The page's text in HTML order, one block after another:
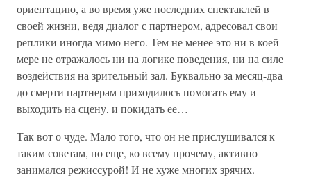
ориентацию, а во время уже последних спектаклей в
своей жизни, ведя диалог с партнером, адресовал свои
реплики иногда мимо него. Тем не менее это ни в коей
мере не отражалось ни на логике поведения, ни на силе
воздействия на зрительный зал. Буквально за месяц-два
до смерти партнерам приходилось помогать ему и
выходить на сцену, и покидать ее…
Так вот о чуде. Мало того, что он не прислушивался к
таким советам, но еще, ко всему прочему, активно
занимался режиссурой! И не хуже многих зрячих.